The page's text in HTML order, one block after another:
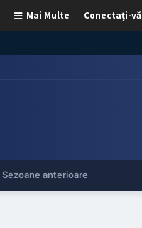
Conectați-vă
Mai Multe
Sezoane anterioare